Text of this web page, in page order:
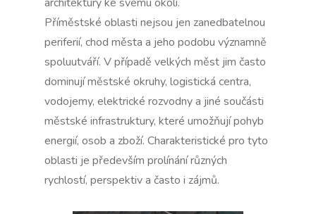
Příměstské oblasti nejsou jen zanedbatelnou
periferií, chod města a jeho podobu významně
spoluutváří. V případě velkých měst jim často
dominují městské okruhy, logistická centra,
vodojemy, elektrické rozvodny a jiné součásti
městské infrastruktury, které umožňují pohyb
energií, osob a zboží. Charakteristické pro tyto
oblasti je především prolínání různých
rychlostí, perspektiv a často i zájmů.